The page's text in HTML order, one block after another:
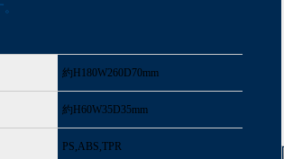
約H180W260D70mm
約H60W35D35mm
PS,ABS,TPR